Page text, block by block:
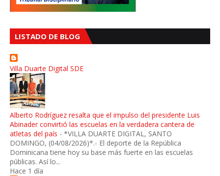
LISTADO DE BLOG
Villa Duarte Digital SDE
Alberto Rodríguez resalta que el impulso del presidente Luis
Abinader convirtió las escuelas en la verdadera cantera de
atletas del país - *VILLA DUARTE DIGITAL, SANTO
DOMINGO, (04/08/2026)*.- El deporte de la República
Dominicana tiene hoy su base más fuerte en las escuelas
públicas. Así lo...
Hace 1 día